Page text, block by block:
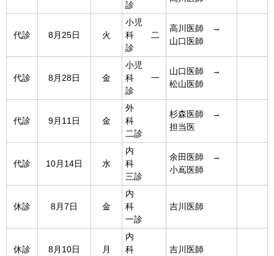
診
代診 8月25日 火
小児
科 二
診
高川医師 →
山口医師
代診 8月28日 金
小児
科 一
診
山口医師 →
松山医師
代診 9月11日 金
外
科
二診
杉森医師 →
担当医
代診 10月14日 水
内
科
三診
余田医師 →
小嶌医師
休診 8月7日 金
内
科
一診
吉川医師
休診 8月10日 月
内
科
吉川医師